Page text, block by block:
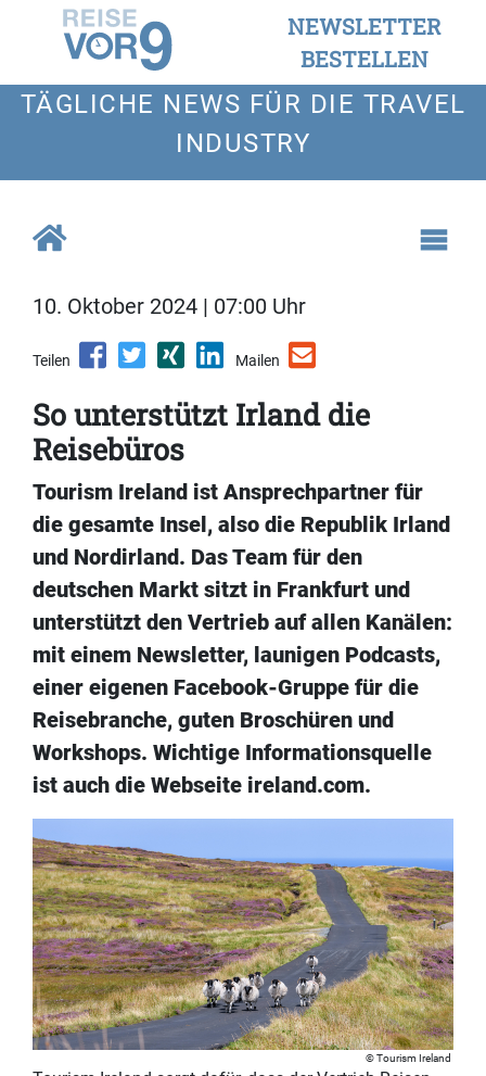
NEWSLETTER
BESTELLEN
TÄGLICHE NEWS FÜR DIE TRAVEL
INDUSTRY
10. Oktober 2024 | 07:00 Uhr
Teilen Mailen
So unterstützt Irland die
Reisebüros
Tourism Ireland ist Ansprechpartner für
die gesamte Insel, also die Republik Irland
und Nordirland. Das Team für den
deutschen Markt sitzt in Frankfurt und
unterstützt den Vertrieb auf allen Kanälen:
mit einem Newsletter, launigen Podcasts,
einer eigenen Facebook-Gruppe für die
Reisebranche, guten Broschüren und
Workshops. Wichtige Informationsquelle
ist auch die Webseite ireland.com.
Tourism Ireland